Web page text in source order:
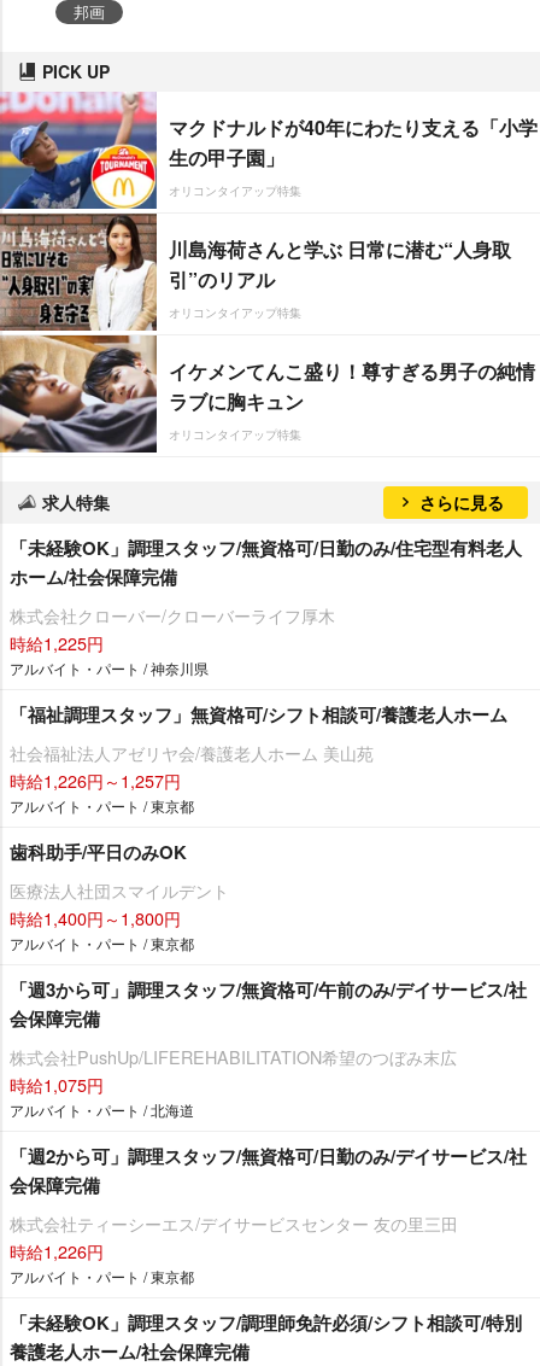
邦画
PICK UP
マクドナルドが40年にわたり支える「小学
生の甲子園」
オリコンタイアップ特集
川島海荷さんと学ぶ 日常に潜む“人身取
引”のリアル
オリコンタイアップ特集
イケメンてんこ盛り！尊すぎる男子の純情
ラブに胸キュン
オリコンタイアップ特集
求人特集 さらに見る
「未経験OK」調理スタッフ/無資格可/日勤のみ/住宅型有料老人
ホーム/社会保障完備
株式会社クローバー/クローバーライフ厚木
時給1,225円
アルバイト・パート / 神奈川県
「福祉調理スタッフ」無資格可/シフト相談可/養護老人ホーム
社会福祉法人アゼリヤ会/養護老人ホーム 美山苑
時給1,226円～1,257円
アルバイト・パート / 東京都
歯科助手/平日のみOK
医療法人社団スマイルデント
時給1,400円～1,800円
アルバイト・パート / 東京都
「週3から可」調理スタッフ/無資格可/午前のみ/デイサービス/社
会保障完備
株式会社PushUp/LIFEREHABILITATION希望のつぼみ末広
時給1,075円
アルバイト・パート / 北海道
「週2から可」調理スタッフ/無資格可/日勤のみ/デイサービス/社
会保障完備
株式会社ティーシーエス/デイサービスセンター 友の里三田
時給1,226円
アルバイト・パート / 東京都
「未経験OK」調理スタッフ/調理師免許必須/シフト相談可/特別
養護老人ホーム/社会保障完備